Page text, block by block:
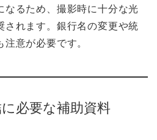
なるため、撮影時に十分な光
されます。銀行名の変更や統
意が必要です。
必要な補助資料